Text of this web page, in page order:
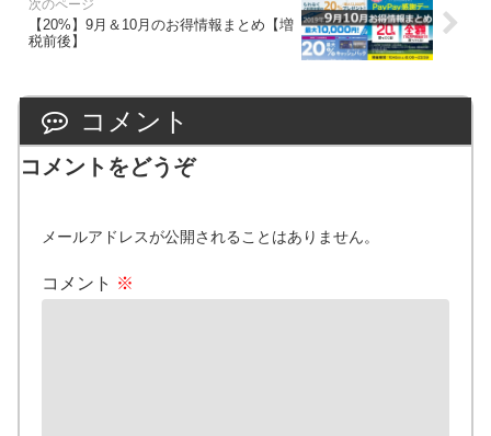
【20%】9月＆10月のお得情報まとめ【増
税前後】
コメント
コメントをどうぞ
メールアドレスが公開されることはありません。
コメント ※